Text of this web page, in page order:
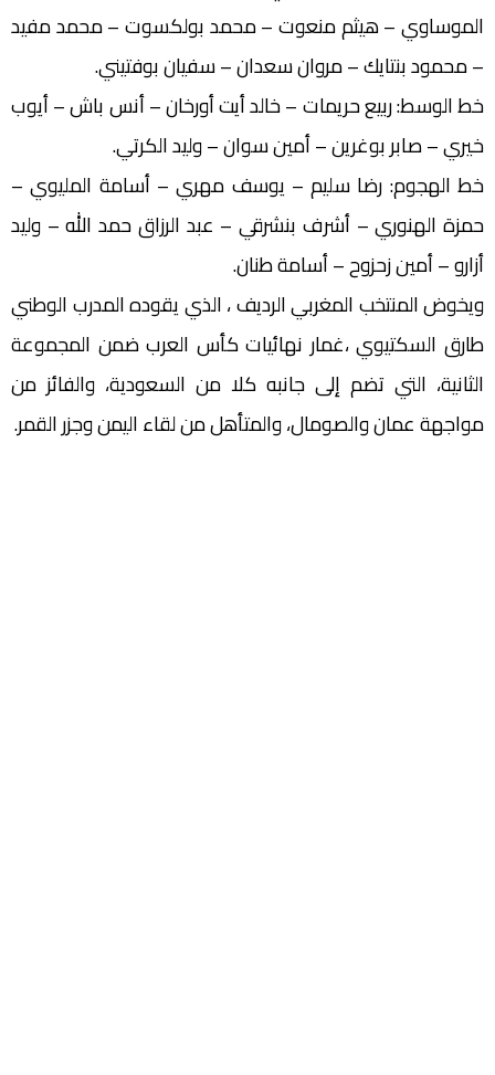
الموساوي – هيثم منعوت – محمد بولكسوت – محمد مفيد
– محمود بنتايك – مروان سعدان – سفيان بوفتيني.
خط الوسط: ربيع حريمات – خالد أيت أورخان – أنس باش – أيوب
خيري – صابر بوغرين – أمين سوان – وليد الكرتي.
خط الهجوم: رضا سليم – يوسف مهري – أسامة المليوي –
حمزة الهنوري – أشرف بنشرقي – عبد الرزاق حمد الله – وليد
أزارو – أمين زحزوح – أسامة طنان.
ويخوض المنتخب المغربي الرديف ، الذي يقوده المدرب الوطني
طارق السكتيوي ،غمار نهائيات كأس العرب ضمن المجموعة
الثانية، التي تضم إلى جانبه كلا من السعودية، والفائز من
مواجهة عمان والصومال، والمتأهل من لقاء اليمن وجزر القمر.